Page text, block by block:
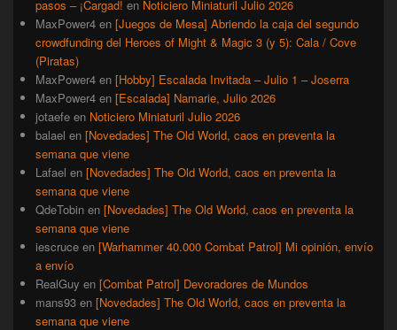
pasos – ¡Cargad! en Noticiero Miniaturil Julio 2026
MaxPower4 en [Juegos de Mesa] Abriendo la caja del segundo
crowdfunding del Heroes of Might & Magic 3 (y 5): Cala / Cove
(Piratas)
MaxPower4 en [Hobby] Escalada Invitada – Julio 1 – Joserra
MaxPower4 en [Escalada] Namarie, Julio 2026
jotaefe en Noticiero Miniaturil Julio 2026
balael en [Novedades] The Old World, caos en preventa la
semana que viene
Lafael en [Novedades] The Old World, caos en preventa la
semana que viene
QdeTobin en [Novedades] The Old World, caos en preventa la
semana que viene
iescruce en [Warhammer 40.000 Combat Patrol] Mi opinión, envío
a envío
RealGuy en [Combat Patrol] Devoradores de Mundos
mans93 en [Novedades] The Old World, caos en preventa la
semana que viene